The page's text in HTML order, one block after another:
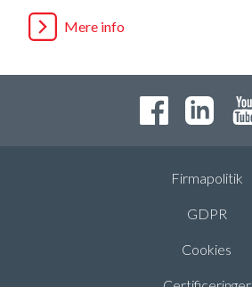
Mere info
Firmapolitik
GDPR
Cookies